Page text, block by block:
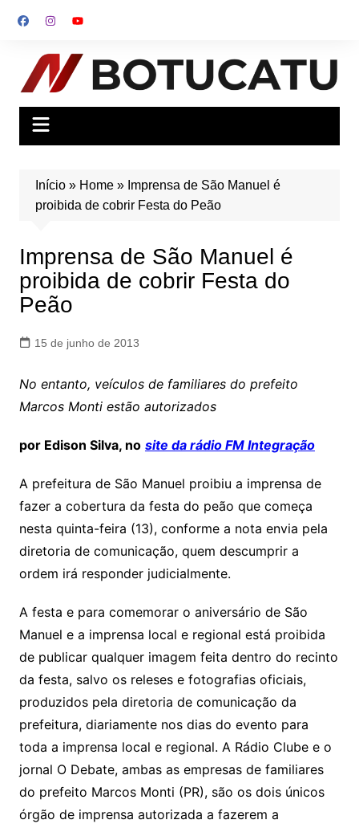
para
conteúdo
Início» Home» Imprensa de São Manuel é
proibida de cobrir Festa do Peão
Imprensa de São Manuel é
proibida de cobrir Festa do
Peão
15 de junho de 2013
No entanto, veículos de familiares do prefeito
Marcos Monti estão autorizados
por Edison Silva, no site da rádio FM Integração
A prefeitura de São Manuel proibiu a imprensa de
fazer a cobertura da festa do peão que começa
nesta quinta-feira (13), conforme a nota envia pela
diretoria de comunicação, quem descumprir a
ordem irá responder judicialmente.
A festa e para comemorar o aniversário de São
Manuel e a imprensa local e regional está proibida
de publicar qualquer imagem feita dentro do recinto
da festa, salvo os releses e fotografias oficiais,
produzidos pela diretoria de comunicação da
prefeitura, diariamente nos dias do evento para
toda a imprensa local e regional. A Rádio Clube e o
jornal O Debate, ambas as empresas de familiares
do prefeito Marcos Monti (PR), são os dois únicos
órgão de imprensa autorizada a fazerem a